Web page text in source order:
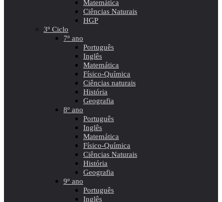
Matemática
Ciências Naturais
HGP
3º Ciclo
7º ano
Português
Inglês
Matemática
Físico-Química
Ciências naturais
História
Geografia
8º ano
Português
Inglês
Matemática
Físico-Química
Ciências Naturais
História
Geografia
9º ano
Português
Inglês